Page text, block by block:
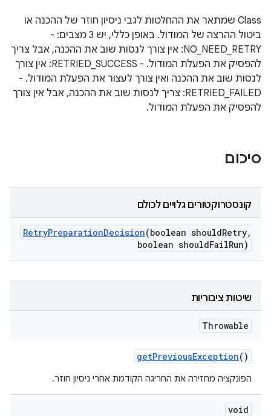
Class שמתאר את ההחלטות לגבי ניסיון חוזר של ההכנה או
ביטול ההרצה של המודול. באופן כללי, יש 3 מצבים: -
NO_NEED_RETRY: אין צורך לנסות שוב את ההכנה, אבל צריך
להפסיק את הפעלת המודול. - RETRIED_SUCCESS: אין צורך
לנסות שוב את ההכנה ואין צורך לעצור את הפעלת המודול. -
RETRIED_FAILED: צריך לנסות שוב את ההכנה, אבל אין צורך
להפסיק את הפעלת המודול.
סיכום
קונסטרוקטורים גלויים לכולם
RetryPreparationDecision(boolean shouldRetry,
boolean shouldFailRun)
שיטות ציבוריות
Throwable
getPreviousException()
הפונקציה מחזירה את החריגה הקודמת אחרי ניסיון חוזר.
void